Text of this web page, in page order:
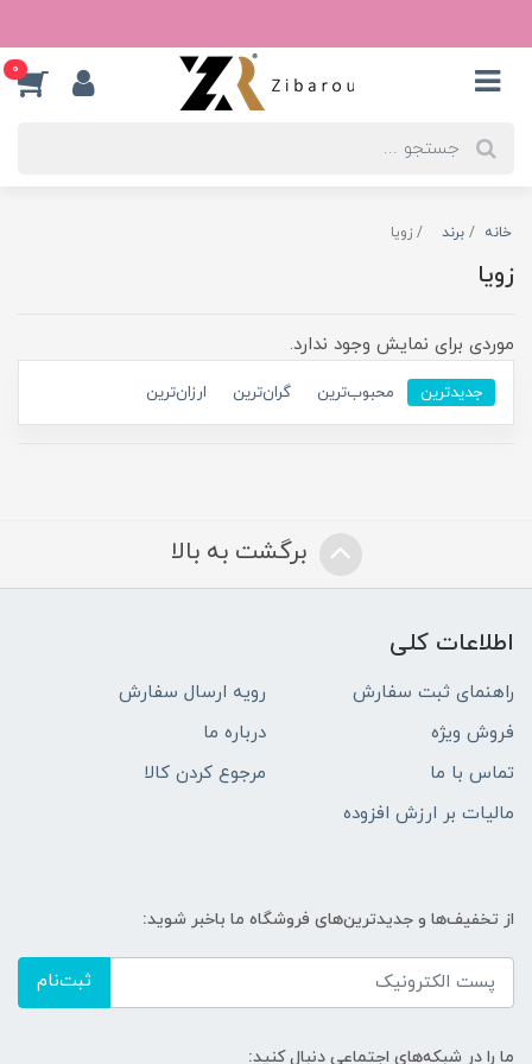
0
خانه برند زویا
زویا
موردی برای نمایش وجود ندارد.
جدیدترین محبوب‌ترین گران‌ترین ارزان‌ترین
برگشت به بالا
اطلاعات کلی
راهنمای ثبت سفارش
رویه ارسال سفارش
فروش ویژه
درباره ما
تماس با ما
مرجوع کردن کالا
مالیات بر ارزش افزوده
از تخفیف‌ها و جدیدترین‌های فروشگاه ما باخبر شوید:
ثبت‌نام
ما را در شبکه‌های اجتماعی دنبال کنید: